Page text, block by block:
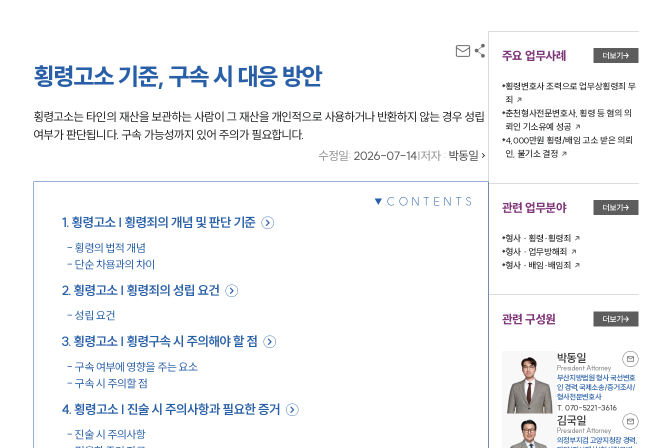
횡령고소 기준, 구속 시 대응 방안
횡령고소는 타인의 재산을 보관하는 사람이 그 재산을 개인적으로 사용하거나 반환하지 않는 경우 성립
여부가 판단됩니다. 구속 가능성까지 있어 주의가 필요합니다.
수정일: 2026-07-14|저자 : 박동일
CONTENTS
1. 횡령고소 | 횡령죄의 개념 및 판단 기준
- 횡령의 법적 개념
- 단순 차용과의 차이
2. 횡령고소 | 횡령죄의 성립 요건
- 성립 요건
3. 횡령고소 | 횡령구속 시 주의해야 할 점
- 구속 여부에 영향을 주는 요소
- 구속 시 주의할 점
4. 횡령고소 | 진술 시 주의사항과 필요한 증거
- 진술 시 주의사항
주요 업무사례 더보기
횡령변호사 조력으로 업무상횡령죄 무
죄
춘천형사전문변호사, 횡령 등 혐의 의
뢰인 기소유예 성공
4,000만원 횡령/배임 고소 받은 의뢰
인, 불기소 결정
관련 업무분야 더보기
형사 · 횡령·횡령죄
형사 · 업무방해죄
형사 · 배임·배임죄
관련 구성원 더보기
박동일
President Attorney
부산지방법원 형사 국선변호
인 경력,국제소송/증거조사/
형사전문변호사
T. 070-5221-3616
김국일
President Attorney
의정부지검 고양지청장 경력,